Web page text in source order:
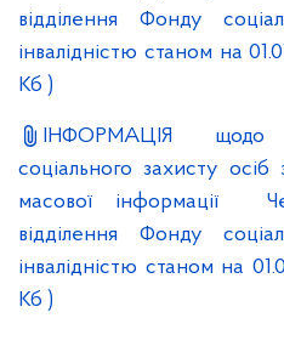
відділення Фонду
інвалідністю станом на
Кб )
ІНФОРМАЦІЯ щодо
соціального захисту осіб
масової інформації
відділення Фонду
інвалідністю станом на
Кб )